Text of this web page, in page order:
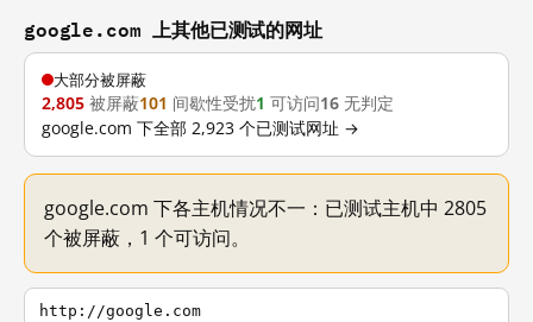
google.com 上其他已测试的网址
大部分被屏蔽
2,805 被屏蔽101 间歇性受扰1 可访问16 无判定
google.com 下全部 2,923 个已测试网址 →
google.com 下各主机情况不一：已测试主机中 2805
个被屏蔽，1 个可访问。
http://google.com